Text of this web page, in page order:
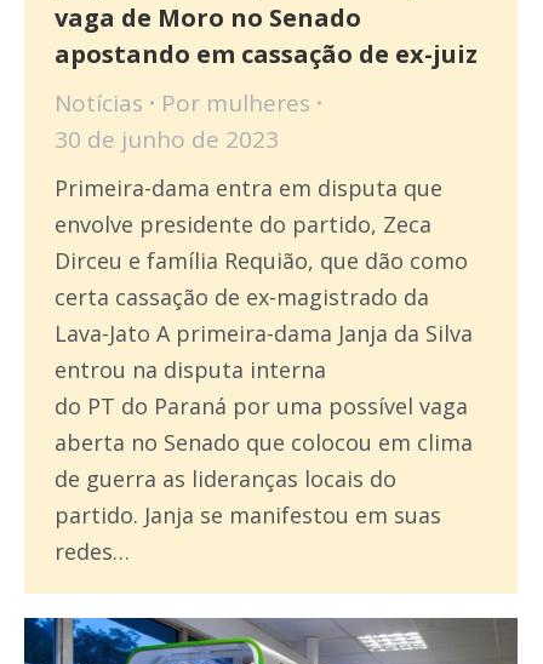
vaga de Moro no Senado
apostando em cassação de ex-juiz
Notícias Por mulheres
30 de junho de 2023
Primeira-dama entra em disputa que
envolve presidente do partido, Zeca
Dirceu e família Requião, que dão como
certa cassação de ex-magistrado da
Lava-Jato A primeira-dama Janja da Silva
entrou na disputa interna
do PT do Paraná por uma possível vaga
aberta no Senado que colocou em clima
de guerra as lideranças locais do
partido. Janja se manifestou em suas
redes…